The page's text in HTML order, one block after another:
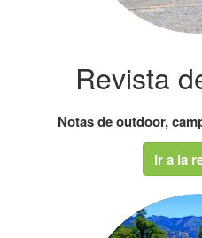
Revista
Notas de outdoor,
Ir a la